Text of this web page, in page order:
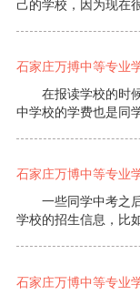
己的学校，因为现在
石家庄万搏中等专业
在报读学校的时候
中学校的学费也是同
石家庄万博中等专业
一些同学中考之后
学校的招生信息，比
石家庄万博中等专业